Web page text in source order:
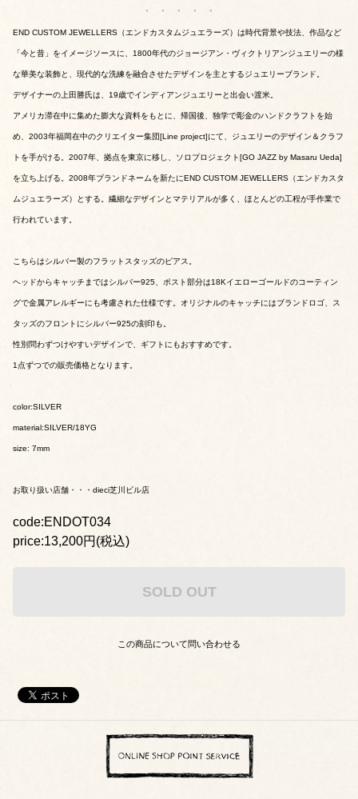
END CUSTOM JEWELLERS（エンドカスタムジュエラーズ）は時代背景や技法、作品など
「今と昔」をイメージソースに、1800年代のジョージアン・ヴィクトリアンジュエリーの様
な華美な装飾と、現代的な洗練を融合させたデザインを主とするジュエリーブランド。
デザイナーの上田勝氏は、19歳でインディアンジュエリーと出会い渡米。
アメリカ滞在中に集めた膨大な資料をもとに、帰国後、独学で彫金のハンドクラフトを始
め、2003年福岡在中のクリエイター集団[Line project]にて、ジュエリーのデザイン＆クラフ
トを手がける。2007年、拠点を東京に移し、ソロプロジェクト[GO JAZZ by Masaru Ueda]
を立ち上げる。2008年ブランドネームを新たにEND CUSTOM JEWELLERS（エンドカスタ
ムジュエラーズ）とする。繊細なデザインとマテリアルが多く、ほとんどの工程が手作業で
行われています。
こちらはシルバー製のフラットスタッズのピアス。
ヘッドからキャッチまではシルバー925、ポスト部分は18Kイエローゴールドのコーティン
グで金属アレルギーにも考慮された仕様です。オリジナルのキャッチにはブランドロゴ、ス
タッズのフロントにシルバー925の刻印も。
性別問わずつけやすいデザインで、ギフトにもおすすめです。
1点ずつでの販売価格となります。
color:SILVER
material:SILVER/18YG
size: 7mm
お取り扱い店舗・・・dieci芝川ビル店
code:ENDOT034
price:13,200円(税込)
SOLD OUT
この商品について問い合わせる